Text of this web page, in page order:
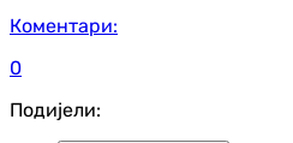
Коментари:
0
Подијели: